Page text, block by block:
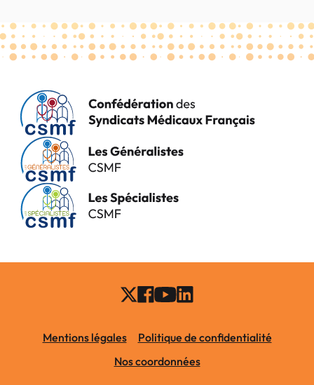
Mentions légales
Politique de confidentialité
Nos coordonnées